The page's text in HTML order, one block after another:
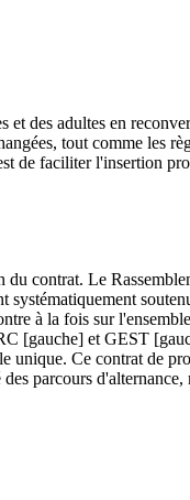
des adultes en
tout comme les
de faciliter l'insertion
du contrat. Le
à la fois sur
[gauche] et GEST
unique. Ce contrat de
parcours d'alternance,